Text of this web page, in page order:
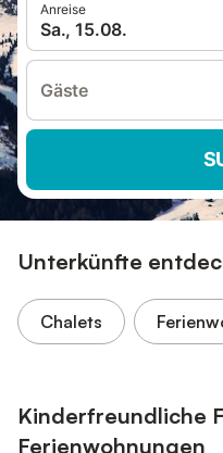
Anreise
Sa., 15.08.
Gäste
Unterkünfte
Chalets
Kinderfreundliche
Ferienwohnungen